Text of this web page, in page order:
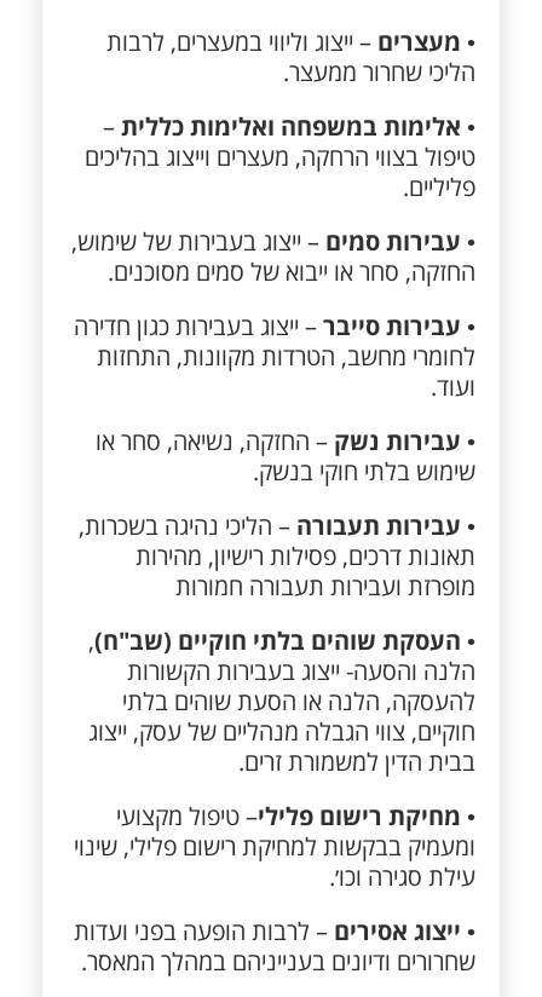
• מעצרים – ייצוג וליווי במעצרים, לרבות
הליכי שחרור ממעצר.
• אלימות במשפחה ואלימות כללית–
טיפול בצווי הרחקה, מעצרים וייצוג בהליכים
פליליים.
• עבירות סמים – ייצוג בעבירות של שימוש,
החזקה, סחר או ייבוא של סמים מסוכנים.
• עבירות סייבר– ייצוג בעבירות כגון חדירה
לחומרי מחשב, הטרדות מקוונות, התחזות
ועוד.
• עבירות נשק – החזקה, נשיאה, סחר או
שימוש בלתי חוקי בנשק.
• עבירות תעבורה – הליכי נהיגה בשכרות,
תאונות דרכים, פסילות רישיון, מהירות
מופרזת ועבירות תעבורה חמורות
• העסקת שוהים בלתי חוקיים (שב"ח),
הלנה והסעה- ייצוג בעבירות הקשורות
להעסקה, הלנה או הסעת שוהים בלתי
חוקיים, צווי הגבלה מנהליים של עסק, ייצוג
בבית הדין למשמורת זרים.
• מחיקת רישום פלילי– טיפול מקצועי
ומעמיק בבקשות למחיקת רישום פלילי, שינוי
עילת סגירה וכו׳.
• ייצוג אסירים – לרבות הופעה בפני ועדות
שחרורים ודיונים בענייניהם במהלך המאסר.